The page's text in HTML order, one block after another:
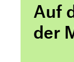
Auf
der